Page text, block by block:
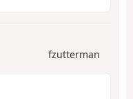
fzutterman